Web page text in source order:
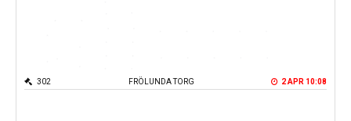
FRÖLUNDA TORG
302 2 APR 10:08